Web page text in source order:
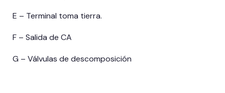
E – Terminal toma tierra.
F – Salida de CA
G – Válvulas de descomposición